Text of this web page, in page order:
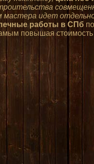
мастера идет
работы в СПб
повышая